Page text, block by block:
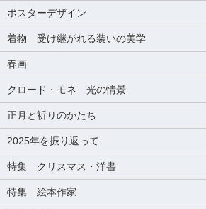
ポスターデザイン
着物 受け継がれる装いの美学
春画
クロード・モネ 光の情景
正月と祈りのかたち
2025年を振り返って
特集 クリスマス・洋書
特集 絵本作家